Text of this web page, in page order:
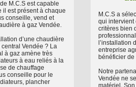
M.C.S est capable
il est présent à chaque
conseille, vend et
à gaz Vendée.
d’une chaudière
Vendée ? La
à gaz amène très
à eau reliés à la
de chauffage
conseille pour le
plancher
M.C.S a
qui intervient
critères bien
l’installation
entreprise
bénéficier de
Notre
Vendée ne
matériel.